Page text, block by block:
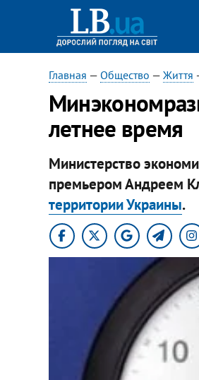
Главная — Общество — Життя
летнее время
Министерство
премьером Андреем
территории Украины.